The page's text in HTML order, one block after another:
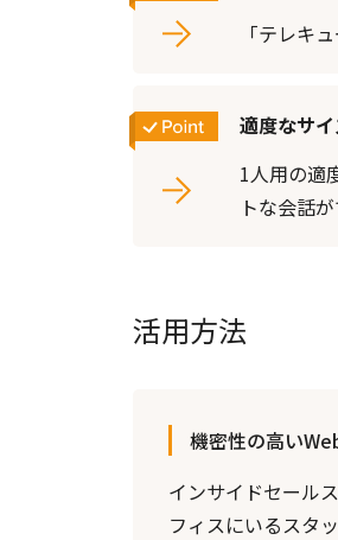
「テレキ
適度なサ
1人用の適
トな会話
活用方法
機密性の高い
インサイドセール
フィスにいるスタ